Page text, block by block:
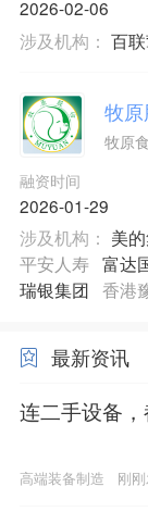
2026-02-06
涉及机构： 百
牧
牧原
融资时间
2026-01-29
涉及机构： 美
平安人寿 富达
瑞银集团 香港
最新资讯
连二手设备
高端装备制造 刚